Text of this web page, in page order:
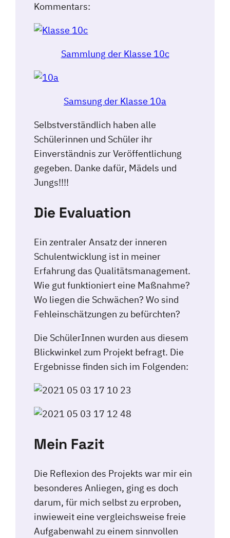
Kommentars:
Sammlung der Klasse 10c
Samsung der Klasse 10a
Selbstverständlich haben alle
Schülerinnen und Schüler ihr
Einverständnis zur Veröffentlichung
gegeben. Danke dafür, Mädels und
Jungs!!!!
Die Evaluation
Ein zentraler Ansatz der inneren
Schulentwicklung ist in meiner
Erfahrung das Qualitätsmanagement.
Wie gut funktioniert eine Maßnahme?
Wo liegen die Schwächen? Wo sind
Fehleinschätzungen zu befürchten?
Die SchülerInnen wurden aus diesem
Blickwinkel zum Projekt befragt. Die
Ergebnisse finden sich im Folgenden:
Mein Fazit
Die Reflexion des Projekts war mir ein
besonderes Anliegen, ging es doch
darum, für mich selbst zu erproben,
inwieweit eine vergleichsweise freie
Aufgabenwahl zu einem sinnvollen